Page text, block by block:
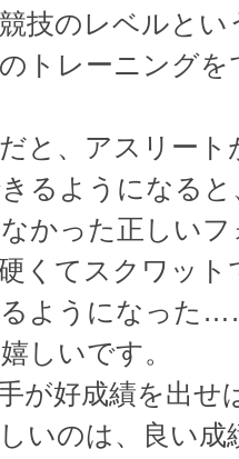
技のレベルと
トレーニング
と、アスリー
るようになる
かった正しい
くてスクワッ
ようになった
しいです。
が好成績を出せ
いのは、良い